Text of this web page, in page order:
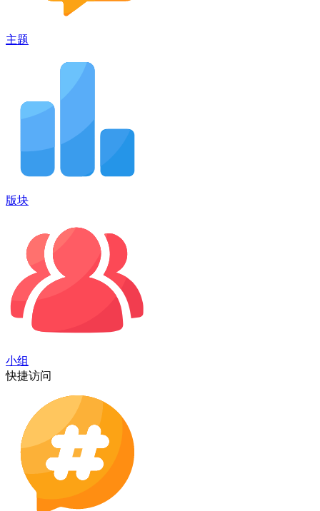
主题
版块
小组
快捷访问